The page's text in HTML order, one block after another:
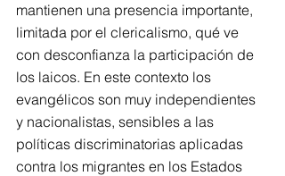
mantienen una presencia importante,
limitada por el clericalismo, qué ve
con desconfianza la participación de
los laicos. En este contexto los
evangélicos son muy independientes
y nacionalistas, sensibles a las
políticas discriminatorias aplicadas
contra los migrantes en los Estados